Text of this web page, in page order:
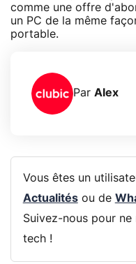
comme une offre
un PC de la même
portable.
Par Alex
Vous êtes un
Actualitésou de
Suivez-nous pour
tech !